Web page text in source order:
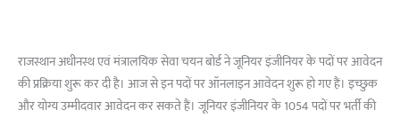
राजस्थान अधीनस्थ एवं मंत्रालयिक सेवा चयन बोर्ड ने जूनियर इंजीनियर के पदों पर आवेदन
की प्रक्रिया शुरू कर दी है। आज से इन पदों पर ऑनलाइन आवेदन शुरू हो गए हैं। इच्छुक
और योग्य उम्मीदवार आवेदन कर सकते हैं। जूनियर इंजीनियर के 1054 पदों पर भर्ती की